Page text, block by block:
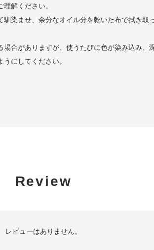
解ください。
染ませ、余分なオイル分を乾いた布で拭き
合がありますが、使うたびに色が染み込み
にしてください。
Review
レビューはありません。